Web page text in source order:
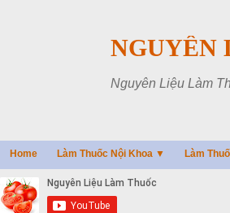
NGUYÊN
Nguyên Liệu Làm
Home Làm Thuốc Nội Khoa ▼ Làm